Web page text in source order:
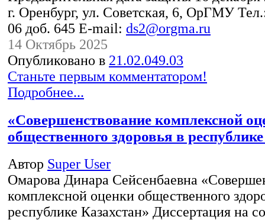
г. Оренбург, ул. Советская, 6, ОрГМУ
06 доб. 645 E-mail: ds2@orgma.ru
14 Октябрь 2025
Опубликовано в 21.02.049.03
Станьте первым комментатором!
Подробнее...
«Совершенствование комплексной
общественного здоровья в
Автор Super User
Омарова Динара Сейсенбаевна
комплексной оценки общественного
республике Казахстан» Диссертация на